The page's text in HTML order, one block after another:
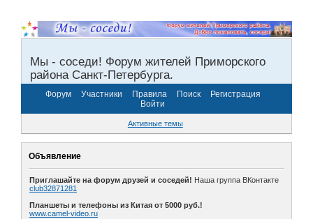
Мы - соседи! Форум жителей Приморского
района Санкт-Петербурга.
Форум Участники Правила Поиск
Регистрация
Войти
Активные темы
Объявление
Приглашайте на форум друзей и соседей! Наша группа ВКонтакте
club32871281
Планшеты и телефоны из Китая от 5000 руб.!
www.camel-video.ru